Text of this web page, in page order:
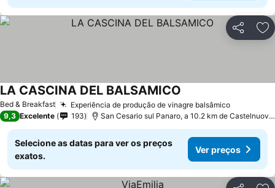
Partilhar
Bed & Breakfast Experiência de produção de vinagre balsâmicoVer
LA CASCINA DEL BALSAMICO
9,3 Excelente 193 San Cesario sul Panaro, a 10.2 km de Castelnuovo
Selecione as datas para ver os preços
exatos.
Ver preços